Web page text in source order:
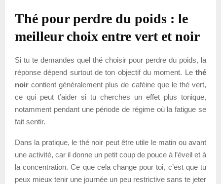
Thé pour perdre du poids : le
meilleur choix entre vert et noir
Si tu te demandes quel thé choisir pour perdre du poids, la
réponse dépend surtout de ton objectif du moment. Le thé
noir contient généralement plus de caféine que le thé vert,
ce qui peut t’aider si tu cherches un effet plus tonique,
notamment pendant une période de régime où la fatigue se
fait sentir.
Dans la pratique, le thé noir peut être utile le matin ou avant
une activité, car il donne un petit coup de pouce à l’éveil et à
la concentration. Ce que cela change pour toi, c’est que tu
peux mieux tenir une journée un peu restrictive sans te jeter